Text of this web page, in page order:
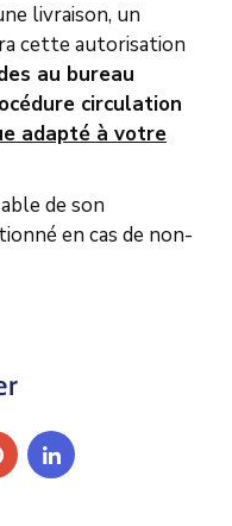
livraison, un
cette autorisation
au bureau
circulation
adapté à votre
de son
en cas de non-